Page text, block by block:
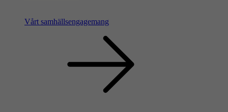
Vårt samhällsengagemang